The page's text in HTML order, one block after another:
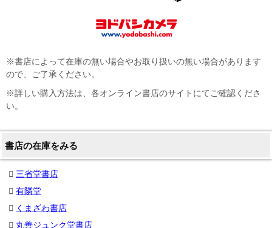
※書店によって在庫の無い場合やお取り扱いの無い場合があります
ので、ご了承ください。
※詳しい購入方法は、各オンライン書店のサイトにてご確認くださ
い。
書店の在庫をみる
三省堂書店
有隣堂
くまざわ書店
丸善ジュンク堂書店